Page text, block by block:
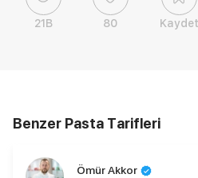
21B 80 Kaydet
Benzer Pasta Tarifleri
Ömür Akkor